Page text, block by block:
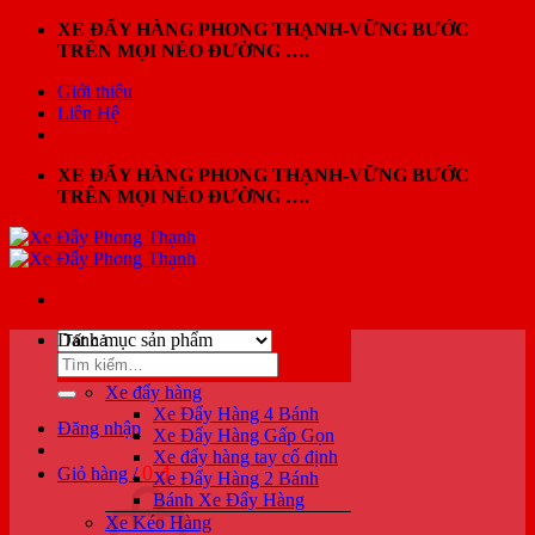
dung
XE ĐẨY HÀNG PHONG THẠNH-VỮNG BƯỚC
TRÊN MỌI NẺO ĐƯỜNG ….
Giới thiệu
Liên Hệ
XE ĐẨY HÀNG PHONG THẠNH-VỮNG BƯỚC
TRÊN MỌI NẺO ĐƯỜNG ….
Tìm
kiếm:
Đăng nhập
Giỏ hàng /0₫
Danh mục sản phẩm
Xe đẩy hàng
Xe Đẩy Hàng 4 Bánh
Xe Đẩy Hàng Gấp Gọn
Xe đẩy hàng tay cố định
Xe Đẩy Hàng 2 Bánh
Bánh Xe Đẩy Hàng
Xe Kéo Hàng